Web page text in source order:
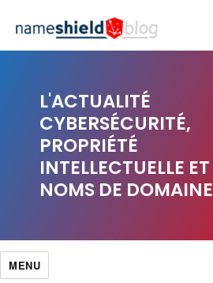
L'ACTUALITÉ
CYBERSÉCURITÉ,
PROPRIÉTÉ
INTELLECTUELLE ET
NOMS DE DOMAINE
MENU